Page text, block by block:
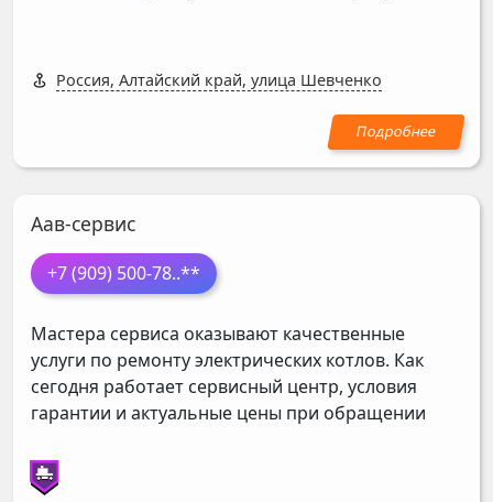
Россия, Алтайский край, улица Шевченко
Аав-сервис
+7 (909) 500-78..**
Мастера сервиса оказывают качественные
услуги по ремонту электрических котлов. Как
сегодня работает сервисный центр, условия
гарантии и актуальные цены при обращении